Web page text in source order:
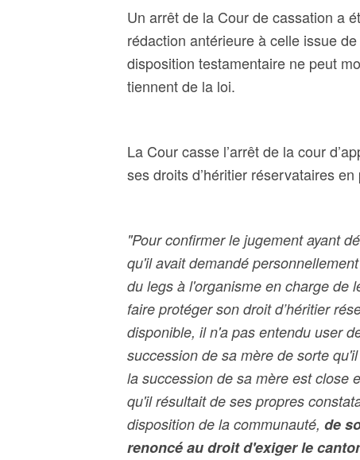
Un arrêt de la Cour de cassation a
rédaction antérieure à celle issue
disposition testamentaire ne peut
tiennent de la loi.
La Cour casse l’arrêt de la cour
ses droits d’héritier réservataires en
"Pour confirmer le jugement ayant
qu'il avait demandé
du legs à l'organisme en charge de
faire protéger son droit d’héritier
disponible, il n'a pas entendu user
succession de sa mère de sorte
la succession de sa mère est close
qu'il résultait de ses propres
disposition de la communauté, de
renoncé au droit d'exiger le